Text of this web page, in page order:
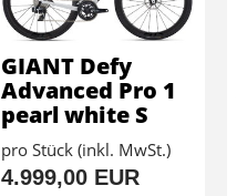
GIANT Defy
Advanced Pro 1
pearl white S
pro Stück (inkl. MwSt.)
4.999,00 EUR